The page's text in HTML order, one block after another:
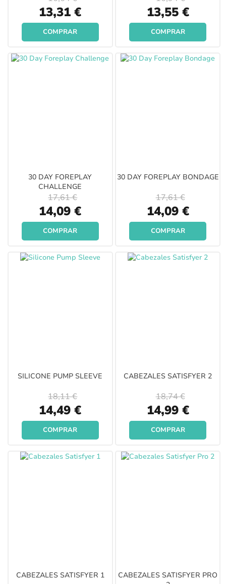
Special
Price
13,31 €
COMPRAR
Special
Price
13,55 €
COMPRAR
30 DAY FOREPLAY
CHALLENGE
Special
Price
14,09 €
17,61 €
COMPRAR
30 DAY FOREPLAY BONDAGE
Special
Price
14,09 €
17,61 €
COMPRAR
SILICONE PUMP SLEEVE
Special
Price
14,49 €
18,11 €
COMPRAR
CABEZALES SATISFYER 2
Special
Price
14,99 €
18,74 €
COMPRAR
CABEZALES SATISFYER 1
CABEZALES SATISFYER PRO